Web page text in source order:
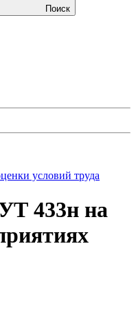
Поиск
условий труда
433н на